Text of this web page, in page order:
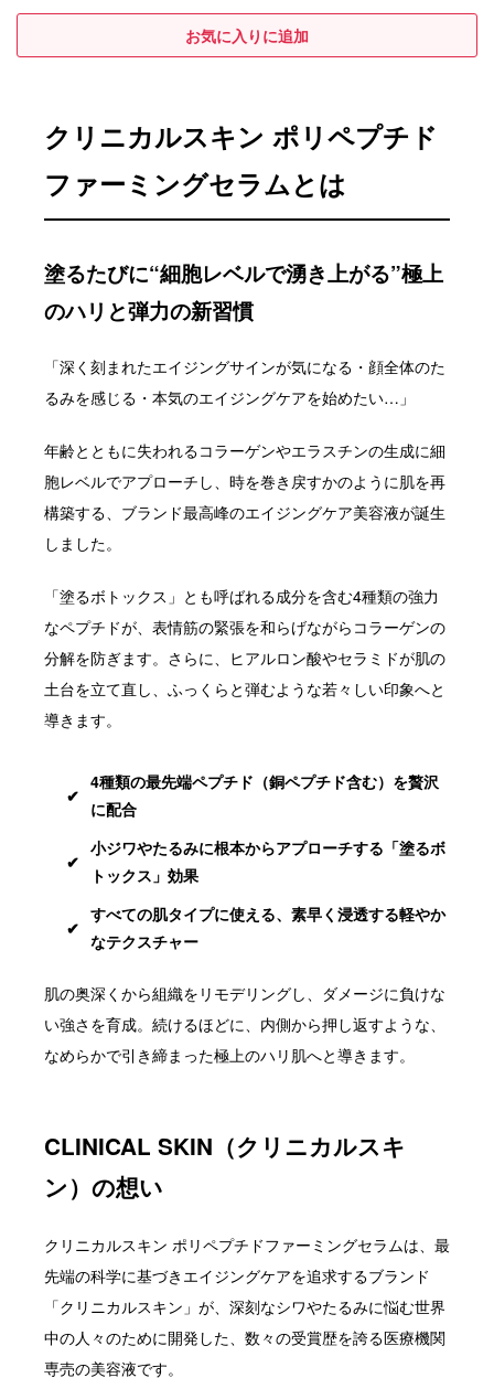
クリニカルスキン ポリペプチド
ファーミングセラムとは
塗るたびに“細胞レベルで湧き上がる”極上
のハリと弾力の新習慣
「深く刻まれたエイジングサインが気になる・顔全体のた
るみを感じる・本気のエイジングケアを始めたい…」
年齢とともに失われるコラーゲンやエラスチンの生成に細
胞レベルでアプローチし、時を巻き戻すかのように肌を再
構築する、ブランド最高峰のエイジングケア美容液が誕生
しました。
「塗るボトックス」とも呼ばれる成分を含む4種類の強力
なペプチドが、表情筋の緊張を和らげながらコラーゲンの
分解を防ぎます。さらに、ヒアルロン酸やセラミドが肌の
土台を立て直し、ふっくらと弾むような若々しい印象へと
導きます。
4種類の最先端ペプチド（銅ペプチド含む）を贅沢
に配合
小ジワやたるみに根本からアプローチする「塗るボ
トックス」効果
すべての肌タイプに使える、素早く浸透する軽やか
なテクスチャー
肌の奥深くから組織をリモデリングし、ダメージに負けな
い強さを育成。続けるほどに、内側から押し返すような、
なめらかで引き締まった極上のハリ肌へと導きます。
CLINICAL SKIN（クリニカルスキ
ン）の想い
クリニカルスキン ポリペプチドファーミングセラムは、最
先端の科学に基づきエイジングケアを追求するブランド
「クリニカルスキン」が、深刻なシワやたるみに悩む世界
中の人々のために開発した、数々の受賞歴を誇る医療機関
専売の美容液です。